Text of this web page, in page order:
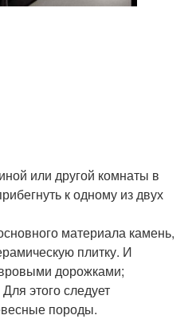
или другой комнаты в
к одному из двух
материала камень,
плитку. И
дорожками;
этого следует
породы.